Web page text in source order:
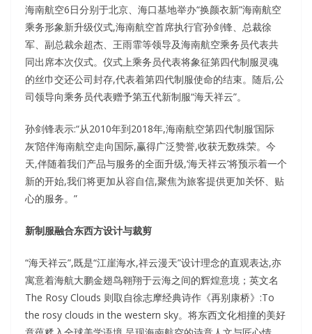
海南航空6日分别于北京、海口基地举办“换颜衣新”海南航空
乘务形象新升级仪式,海南航空首席执行官孙剑锋、总裁徐
军、副总裁余超杰、王雨霏等领导及海南航空乘务员代表共
同出席本次仪式。仪式上乘务员代表将象征第四代制服灵魂
的丝巾交还公司封存,代表着第四代制服使命的结束。随后,公
司领导向乘务员代表赠予第五代新制服“海天祥云”。
孙剑锋表示:“从2010年到2018年,海南航空第四代制服‘国际
灰’陪伴海南航空走向国际,赢得广泛赞誉,收获无数殊荣。今
天,伴随着我们产品与服务的全面升级,‘海天祥云’将预示着一个
新的开始,我们将更加从容自信,聚焦为旅客提供更加关怀、贴
心的服务。”
新制服融合东西方设计与裁剪
“海天祥云”,既是“江崖海水,祥云漫天”设计理念的直观表达,亦
寓意着海航大鹏金翅鸟翱翔于云海之间的辉煌意境；英文名
The Rosy Clouds 则取自徐志摩经典诗作《再别康桥》:To
the rosy clouds in the western sky。将东西文化相撞的美好